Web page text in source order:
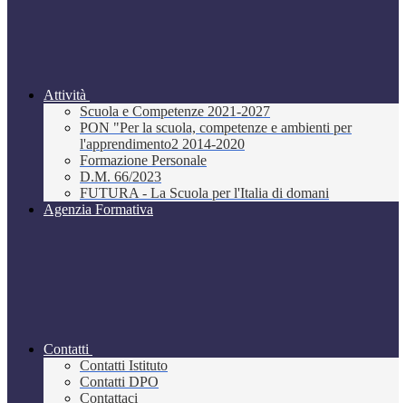
Attività
Scuola e Competenze 2021-2027
PON "Per la scuola, competenze e ambienti per
l'apprendimento2 2014-2020
Formazione Personale
D.M. 66/2023
FUTURA - La Scuola per l'Italia di domani
Agenzia Formativa
Contatti
Contatti Istituto
Contatti DPO
Contattaci